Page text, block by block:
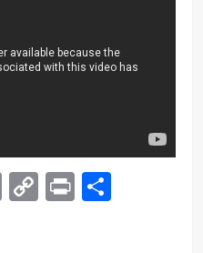
EmailCopy
Print